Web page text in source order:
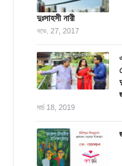
দুঃসাহসী নারী
নভে. 27, 2017
মার্চ 18, 2019